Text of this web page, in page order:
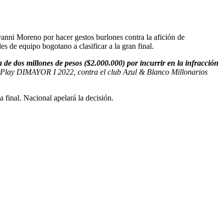
Moreno por hacer gestos burlones contra la afición de
de equipo bogotano a clasificar a la gran final.
de dos millones de pesos ($2.000.000) por incurrir en la infracción
DIMAYOR I 2022, contra el club Azul & Blanco Millonarios
final. Nacional apelará la decisión.